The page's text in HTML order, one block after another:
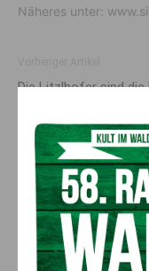
Näheres unter:
Die Litzlhofer sind die
Österreichs!
GTJ
Ausgabe